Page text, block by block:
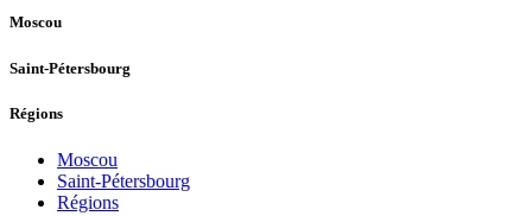
Moscou
Saint-Pétersbourg
Régions
Moscou
Saint-Pétersbourg
Régions